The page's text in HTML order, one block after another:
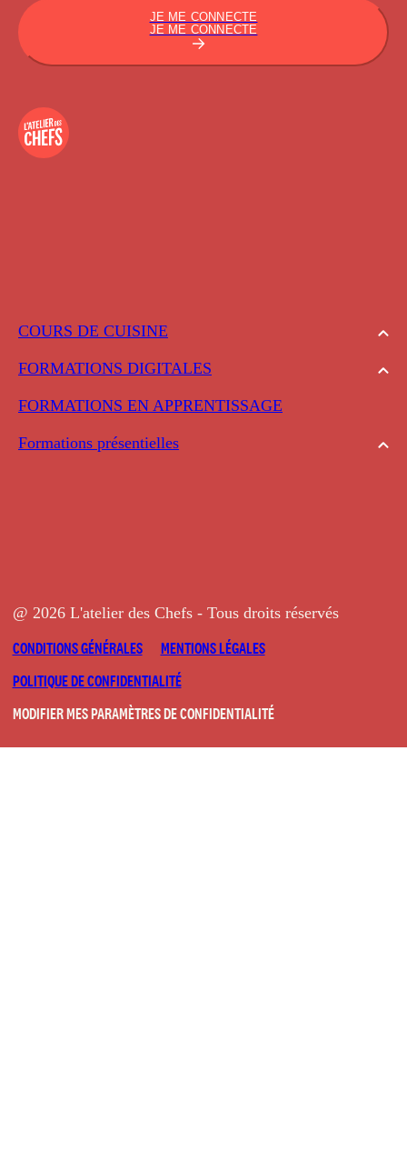
COURS DE CUISINE
FORMATIONS DIGITALES
FORMATIONS EN APPRENTISSAGE
Formations présentielles
JE ME CONNECTE
JE ME CONNECTE
@ 2026 L'atelier des Chefs - Tous droits réservés
CONDITIONS GÉNÉRALES
MENTIONS LÉGALES
POLITIQUE DE CONFIDENTIALITÉ
MODIFIER MES PARAMÈTRES DE CONFIDENTIALITÉ